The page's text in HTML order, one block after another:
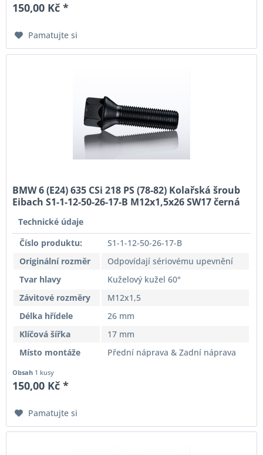
150,00 Kč *
Pamatujte si
BMW 6 (E24) 635 CSi 218 PS (78-82) Kolařská šroub
Eibach S1-1-12-50-26-17-B M12x1,5x26 SW17 černá
Technické údaje
Číslo produktu:
S1-1-12-50-26-17-B
Originální rozměr
Odpovídají sériovému upevnění
Tvar hlavy
Kuželový kužel 60°
Závitové rozměry
M12x1,5
Délka hřídele
26 mm
Klíčová šířka
17 mm
Místo montáže
Přední náprava & Zadní náprava
Obsah 1 kusy
150,00 Kč *
Pamatujte si